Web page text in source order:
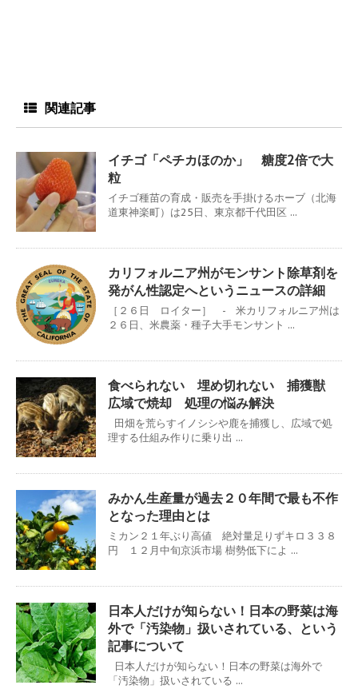
関連記事
イチゴ「ペチカほのか」 糖度2倍で大
粒
イチゴ種苗の育成・販売を手掛けるホーブ（北海
道東神楽町）は25日、東京都千代田区 ...
カリフォルニア州がモンサント除草剤を
発がん性認定へというニュースの詳細
［２６日 ロイター］ - 米カリフォルニア州は
２６日、米農薬・種子大手モンサント ...
食べられない 埋め切れない 捕獲獣
広域で焼却 処理の悩み解決
田畑を荒らすイノシシや鹿を捕獲し、広域で処
理する仕組み作りに乗り出 ...
みかん生産量が過去２０年間で最も不作
となった理由とは
ミカン２１年ぶり高値 絶対量足りずキロ３３８
円 １２月中旬京浜市場 樹勢低下によ ...
日本人だけが知らない！日本の野菜は海
外で「汚染物」扱いされている、という
記事について
日本人だけが知らない！日本の野菜は海外で
「汚染物」扱いされている ...